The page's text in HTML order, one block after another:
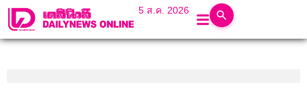
5 ส.ค. 2026